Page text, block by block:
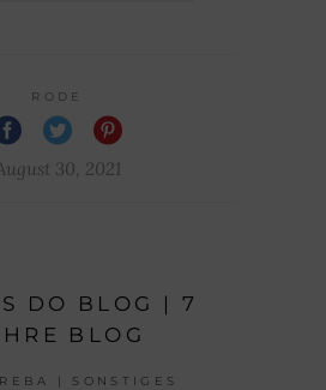
RODE
30, 2021
DO BLOG | 7
BLOG
| SONSTIGES